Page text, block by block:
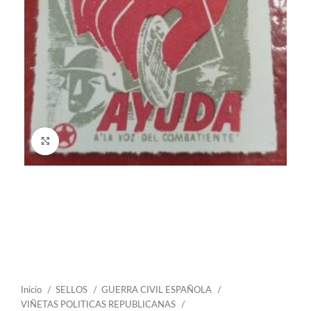
Click to enlarge
Inicio SELLOS
GUERRA CIVIL ESPAÑOLA
VIÑETAS POLITICAS REPUBLICANAS